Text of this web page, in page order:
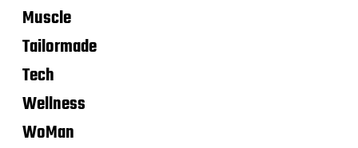
Muscle
Tailormade
Tech
Wellness
WoMan